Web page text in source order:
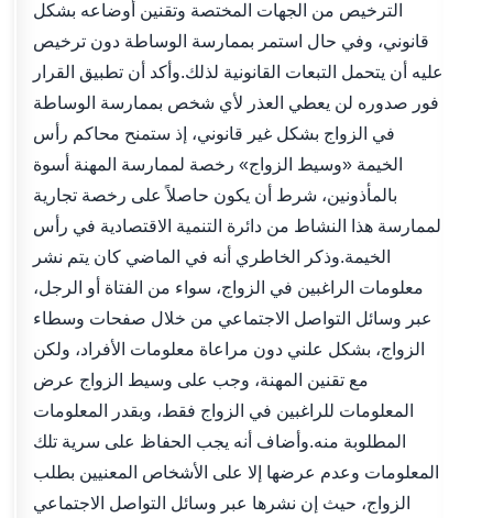
الترخيص من الجهات المختصة وتقنين أوضاعه بشكل
قانوني، وفي حال استمر بممارسة الوساطة دون ترخيص
عليه أن يتحمل التبعات القانونية لذلك.وأكد أن تطبيق القرار
فور صدوره لن يعطي العذر لأي شخص بممارسة الوساطة
في الزواج بشكل غير قانوني، إذ ستمنح محاكم رأس
الخيمة «وسيط الزواج» رخصة لممارسة المهنة أسوة
بالمأذونين، شرط أن يكون حاصلاً على رخصة تجارية
لممارسة هذا النشاط من دائرة التنمية الاقتصادية في رأس
الخيمة.وذكر الخاطري أنه في الماضي كان يتم نشر
معلومات الراغبين في الزواج، سواء من الفتاة أو الرجل،
عبر وسائل التواصل الاجتماعي من خلال صفحات وسطاء
الزواج، بشكل علني دون مراعاة معلومات الأفراد، ولكن
مع تقنين المهنة، وجب على وسيط الزواج عرض
المعلومات للراغبين في الزواج فقط، وبقدر المعلومات
المطلوبة منه.وأضاف أنه يجب الحفاظ على سرية تلك
المعلومات وعدم عرضها إلا على الأشخاص المعنيين بطلب
الزواج، حيث إن نشرها عبر وسائل التواصل الاجتماعي